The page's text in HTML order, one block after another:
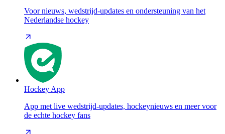
Voor nieuws, wedstrijd-updates en ondersteuning van het
Nederlandse hockey
Hockey App
App met live wedstrijd-updates, hockeynieuws en meer voor
de echte hockey fans